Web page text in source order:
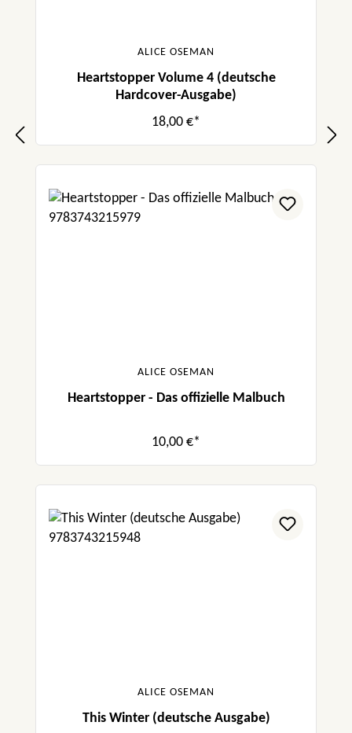
ALICE OSEMAN
Heartstopper Volume 4 (deutsche
Hardcover-Ausgabe)
18,00 €*
ALICE OSEMAN
Heartstopper - Das offizielle Malbuch
10,00 €*
ALICE OSEMAN
This Winter (deutsche Ausgabe)